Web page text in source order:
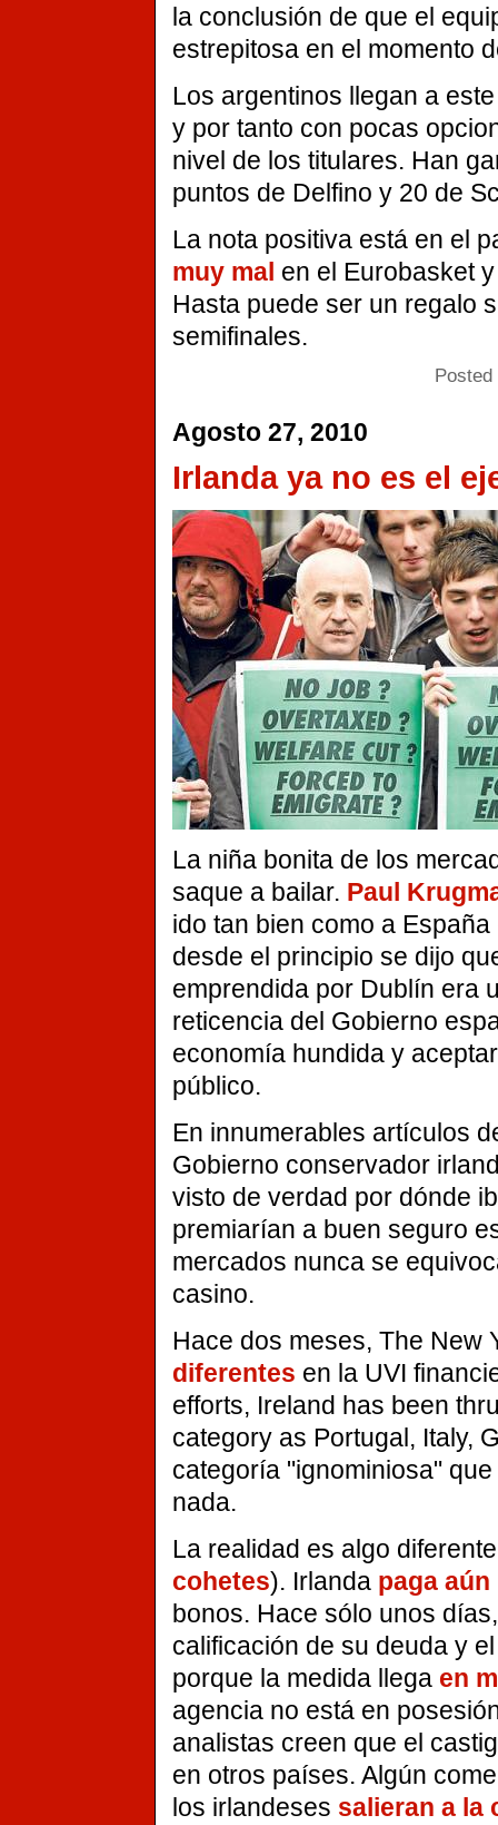
la conclusión de que el
estrepitosa en el momento
Los argentinos llegan a
y por tanto con pocas
nivel de los titulares. Han
puntos de Delfino y 20 de
La nota positiva está en el
muy mal en el Eurobasket
Hasta puede ser un regalo
semifinales.
Agosto 27, 2010
Irlanda ya no es el
La niña bonita de los
saque a bailar. Paul
ido tan bien como a
desde el principio se dijo
emprendida por Dublín era
reticencia del Gobierno
economía hundida y
público.
En innumerables artículos
Gobierno conservador
visto de verdad por dónde
premiarían a buen seguro
mercados nunca se
casino.
Hace dos meses, The New
diferentes en la UVI
efforts, Ireland has been
category as Portugal, Italy,
categoría "ignominiosa"
nada.
La realidad es algo
cohetes). Irlanda paga aún
bonos. Hace sólo unos
calificación de su deuda y
porque la medida llega en
agencia no está en
analistas creen que el
en otros países. Algún
los irlandeses salieran a la